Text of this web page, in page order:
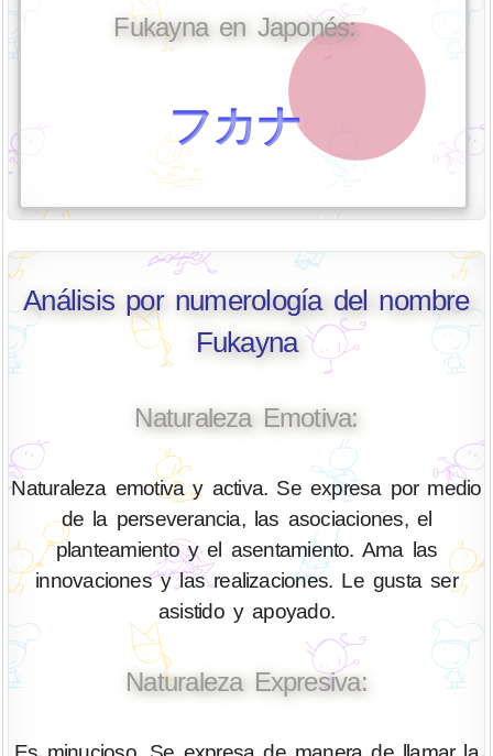
Fukayna en Japonés:
フカナ
Análisis por numerología del nombre
Fukayna
Naturaleza Emotiva:
Naturaleza emotiva y activa. Se expresa por medio
de la perseverancia, las asociaciones, el
planteamiento y el asentamiento. Ama las
innovaciones y las realizaciones. Le gusta ser
asistido y apoyado.
Naturaleza Expresiva: